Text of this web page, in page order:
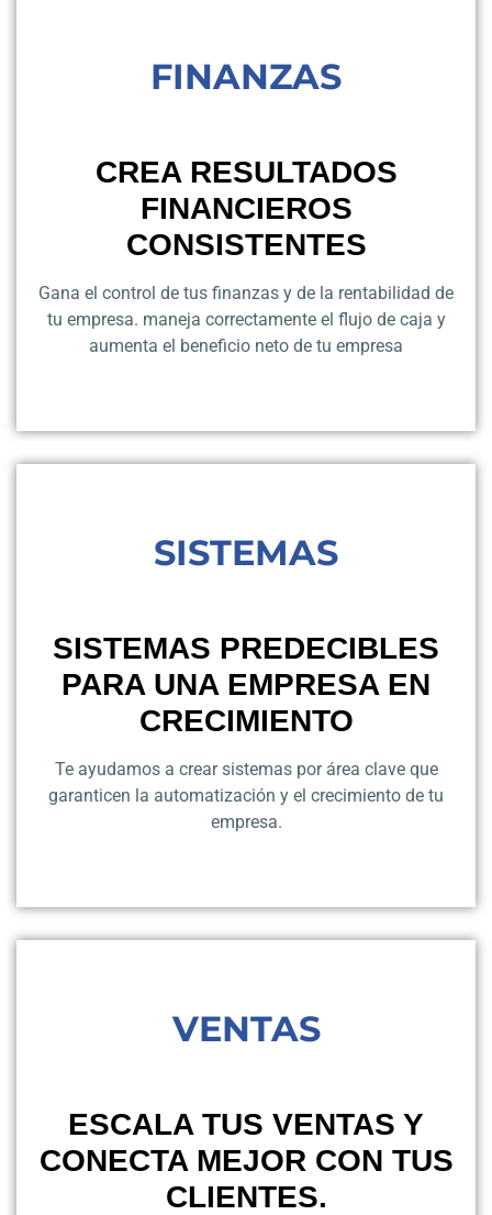
FINANZAS
CREA RESULTADOS
FINANCIEROS
CONSISTENTES
Gana el control de tus finanzas y de la rentabilidad de
tu empresa. maneja correctamente el flujo de caja y
aumenta el beneficio neto de tu empresa
SISTEMAS
SISTEMAS PREDECIBLES
PARA UNA EMPRESA EN
CRECIMIENTO
Te ayudamos a crear sistemas por área clave que
garanticen la automatización y el crecimiento de tu
empresa.
VENTAS
ESCALA TUS VENTAS Y
CONECTA MEJOR CON TUS
CLIENTES.